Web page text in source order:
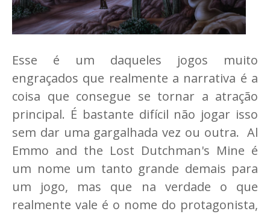
Esse é um daqueles jogos muito
engraçados que realmente a narrativa é a
coisa que consegue se tornar a atração
principal. É bastante difícil não jogar isso
sem dar uma gargalhada vez ou outra. Al
Emmo and the Lost Dutchman's Mine é
um nome um tanto grande demais para
um jogo, mas que na verdade o que
realmente vale é o nome do protagonista,